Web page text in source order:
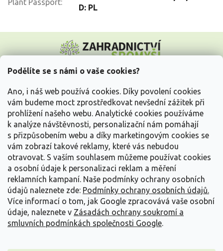
Podělíte se s námi o vaše cookies?
Ano, i náš web používá cookies. Díky povolení cookies
vám budeme moct zprostředkovat nevšední zážitek při
prohlížení našeho webu. Analytické cookies používáme
k analýze návštěvnosti, personalizační nám pomáhají
s přizpůsobením webu a díky marketingovým cookies se
vám zobrazí takové reklamy, které vás nebudou
otravovat. S vaším souhlasem můžeme používat cookies
a osobní údaje k personalizaci reklam a měření
reklamních kampaní. Naše podmínky ochrany osobních
údajů naleznete zde: Podmínky ochrany osobních údajů.
Více informací o tom, jak Google zpracovává vaše osobní
údaje, naleznete v Zásadách ochrany soukromí a
smluvních podmínkách společnosti Google.
Plant Passport:
D: PL
p
Vše o nákupu
Informace pro Vás
Kontakujte nás